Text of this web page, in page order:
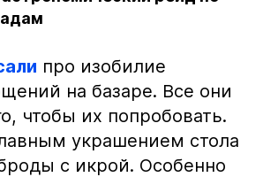
про изобилие
на базаре. Все они
чтобы их попробовать.
украшением стола
с икрой. Особенно